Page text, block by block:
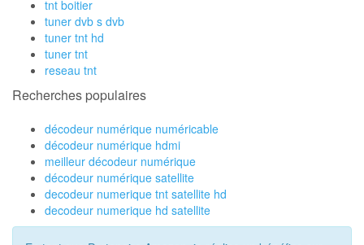
tnt boitier
tuner dvb s dvb
tuner tnt hd
tuner tnt
reseau tnt
Recherches populaires
décodeur numérique numéricable
décodeur numérique hdmi
meilleur décodeur numérique
décodeur numérique satellite
decodeur numerique tnt satellite hd
decodeur numerique hd satellite